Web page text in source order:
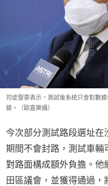
司徒聖豪表示，測試後系統只會對數
據。（歐嘉樂攝）
今次部分測試路段選址
期間不會封路，測試車輛
對路面構成額外負擔。
田區議會，並獲得通過